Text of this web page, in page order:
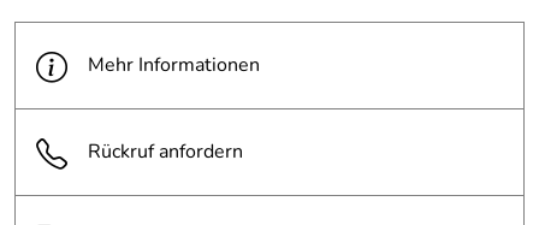
Nur im Freistaat Bayern einsetzen
PDF 4 Technisches Dokument (11.688kB)
Mehr Informationen
Rückruf anfordern